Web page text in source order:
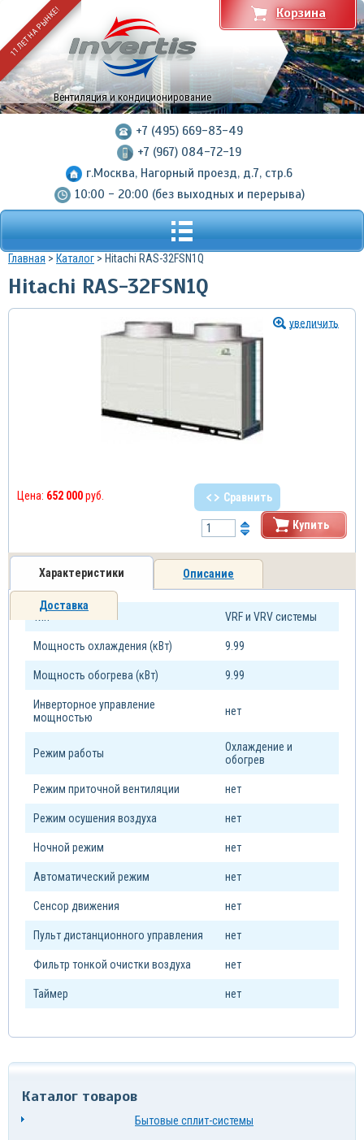
11 ЛЕТ НА РЫНКЕ!
Вентиляция и кондиционирование
+7 (495) 669-83-49
+7 (967) 084-72-19
г.Москва, Нагорный проезд, д.7, стр.6
10:00 - 20:00 (без выходных и перерыва)
Корзина
Главная > Каталог > Hitachi RAS-32FSN1Q
Hitachi RAS-32FSN1Q
увеличить
Цена: 652 000руб. Сравнить
Купить
Характеристики Описание
Доставка
VRF и VRV системы
Мощность охлаждения (кВт) 9.99
Мощность обогрева (кВт) 9.99
Инверторное управление
мощностью
нет
Режим работы
Охлаждение и
обогрев
Режим приточной вентиляции нет
Режим осушения воздуха нет
Ночной режим нет
Автоматический режим нет
Сенсор движения нет
Пульт дистанционного управления нет
Фильтр тонкой очистки воздуха нет
Таймер нет
Каталог товаров
Бытовые сплит-системы